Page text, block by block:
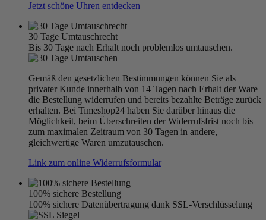
Jetzt schöne Uhren entdecken
30 Tage Umtauschrecht
Bis 30 Tage nach Erhalt noch problemlos umtauschen.
Gemäß den gesetzlichen Bestimmungen können Sie als
privater Kunde innerhalb von 14 Tagen nach Erhalt der Ware
die Bestellung widerrufen und bereits bezahlte Beträge zurück
erhalten. Bei Timeshop24 haben Sie darüber hinaus die
Möglichkeit, beim Überschreiten der Widerrufsfrist noch bis
zum maximalen Zeitraum von 30 Tagen in andere,
gleichwertige Waren umzutauschen.
Link zum online Widerrufsformular
100% sichere Bestellung
100% sichere Datenübertragung dank SSL-Verschlüsselung